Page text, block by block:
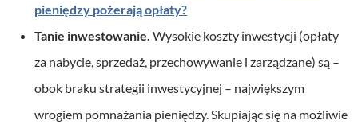
pieniędzy pożerają opłaty?
Tanie inwestowanie.Wysokie koszty inwestycji (opłaty
za nabycie, sprzedaż, przechowywanie i zarządzane) są –
obok braku strategii inwestycyjnej – największym
wrogiem pomnażania pieniędzy. Skupiając się na możliwie